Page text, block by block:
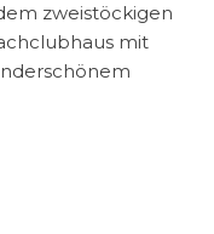
zweistöckigen
mit